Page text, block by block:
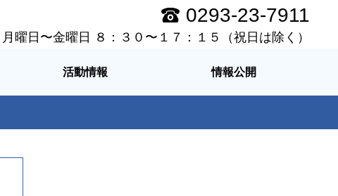
0293-23-7911
月曜日〜金曜日 ８：３０〜１７：１５（祝日は除く）
活動情報 情報公開